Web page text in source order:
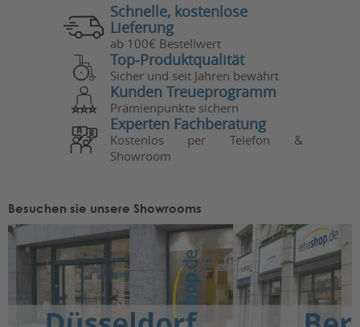
Schnelle, kostenlose
Lieferung
ab 100€ Bestellwert
Top-Produktqualität
Sicher und seit Jahren bewährt
Kunden Treueprogramm
Prämienpunkte sichern
Experten Fachberatung
Kostenlos per Telefon &
Showroom
Besuchen sie unsere Showrooms